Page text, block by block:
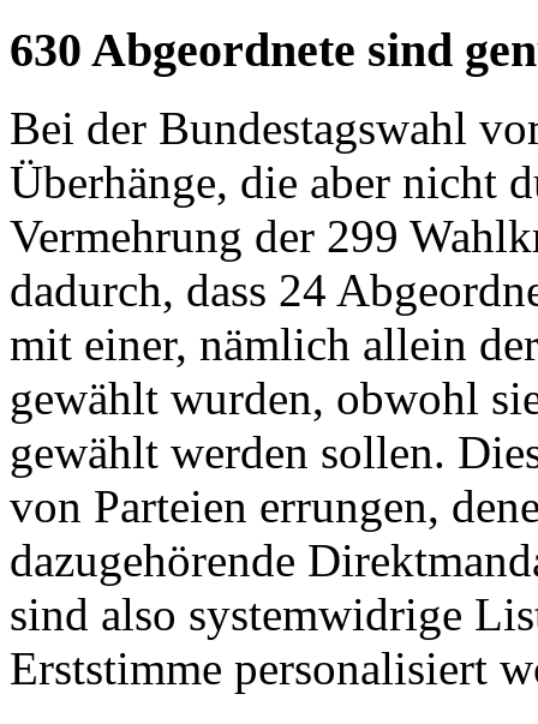
630 Abgeordnete sind
Bei der Bundestagswahl
Überhänge, die aber nicht
Vermehrung der 299
dadurch, dass 24
mit einer, nämlich allein
gewählt wurden, obwohl
gewählt werden sollen.
von Parteien errungen,
dazugehörende
sind also systemwidrige
Erststimme personalisiert